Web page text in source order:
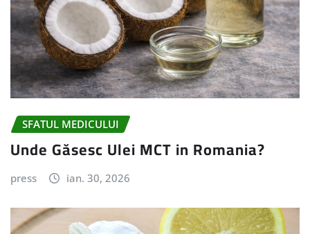
SFATUL MEDICULUI
Unde Găsesc Ulei MCT in Romania?
press ian. 30, 2026